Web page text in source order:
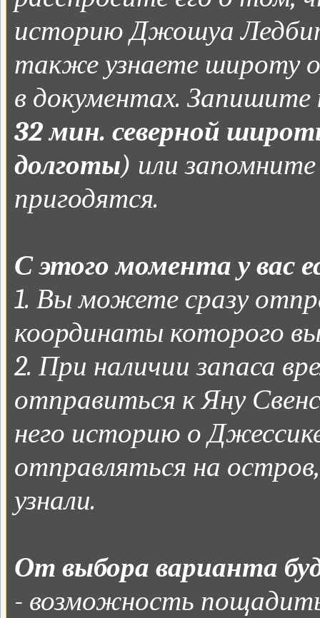
историю Джошуа
также узнаете широту
в документах.
32 мин. северной
долготы) или
пригодятся.
С этого момента у вас
1. Вы можете сразу
координаты которого вы
2. При наличии запаса
отправиться к Яну
него историю о
отправляться на
узнали.
От выбора варианта
- возможность